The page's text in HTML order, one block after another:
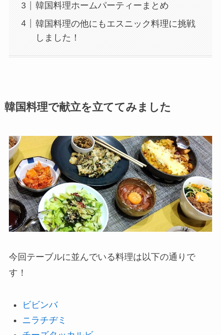
韓国料理ホームパーティーまとめ
韓国料理の他にもエスニック料理に挑戦
しました！
韓国料理で献立を立ててみました
今回テーブルに並んでいる料理は以下の通りで
す！
ビビンバ
ニラチヂミ